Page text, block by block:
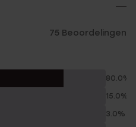
75 Beoordelingen
80.0%
15.0%
3.0%